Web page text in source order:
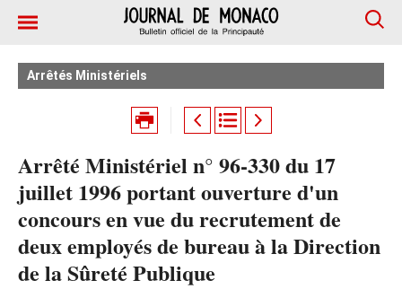
Arrêtés Ministériels
Arrêté Ministériel n° 96-330 du 17
juillet 1996 portant ouverture d'un
concours en vue du recrutement de
deux employés de bureau à la Direction
de la Sûreté Publique